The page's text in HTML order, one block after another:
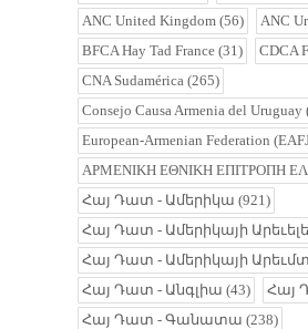
ANC United Kingdom (56) ANC
BFCA Hay Tad France (31) CDCA
CNA Sudamérica (265)
Consejo Causa Armenia del Uruguay
European-Armenian Federation
ΑΡΜΕΝΙΚΗ ΕΘΝΙΚΗ ΕΠΙΤΡΟΠΗ
Հայ Դատ - Ամերիկա (921)
Հայ Դատ - Ամերիկայի
Հայ Դատ - Ամերիկայի
Հայ Դատ - Անգլիա (43) Հայ
Հայ Դատ - Գանատա (238)